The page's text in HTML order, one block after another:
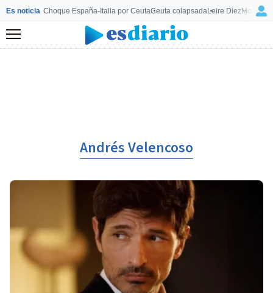
Es noticia Choque España-Italia por CeutaCeuta colapsadaLeire Diez
Menú
Andrés Velencoso